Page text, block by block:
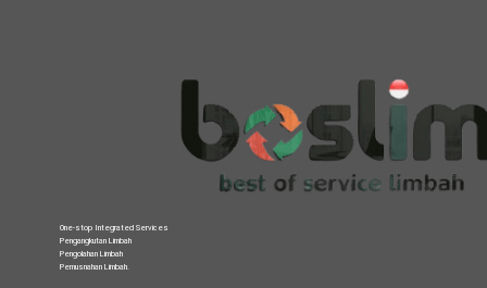
One-stop Integrated Services
Pengangkutan Limbah
Pengolahan Limbah
Pemusnahan Limbah.